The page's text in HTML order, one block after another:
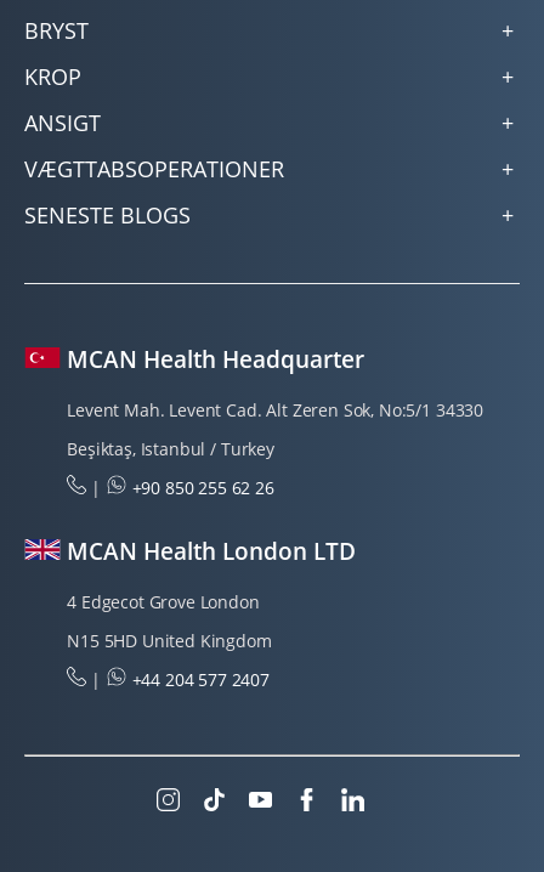
BRYST
KROP
ANSIGT
VÆGTTABSOPERATIONER
SENESTE BLOGS
MCAN Health Headquarter
Levent Mah. Levent Cad. Alt Zeren Sok, No:5/1 34330
Beşiktaş, Istanbul / Turkey
|
+90 850 255 62 26
MCAN Health London LTD
4 Edgecot Grove London
N15 5HD United Kingdom
|
+44 204 577 2407